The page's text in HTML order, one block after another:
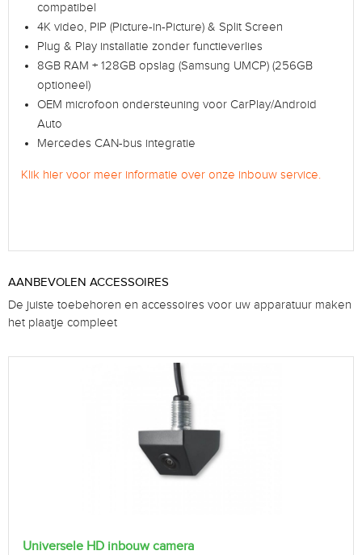
compatibel
4K video, PIP (Picture-in-Picture) & Split Screen
Plug & Play installatie zonder functieverlies
8GB RAM + 128GB opslag (Samsung UMCP) (256GB
optioneel)
OEM microfoon ondersteuning voor CarPlay/Android
Auto
Mercedes CAN-bus integratie
Klik hier voor meer informatie over onze inbouw service.
AANBEVOLEN ACCESSOIRES
De juiste toebehoren en accessoires voor uw apparatuur maken
het plaatje compleet
Universele HD inbouw camera